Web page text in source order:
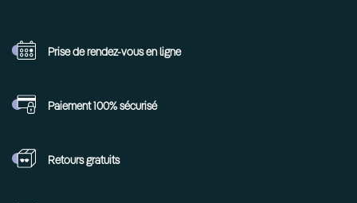
Prise de rendez-vous en ligne
Paiement 100%sécurisé
Retoursgratuits